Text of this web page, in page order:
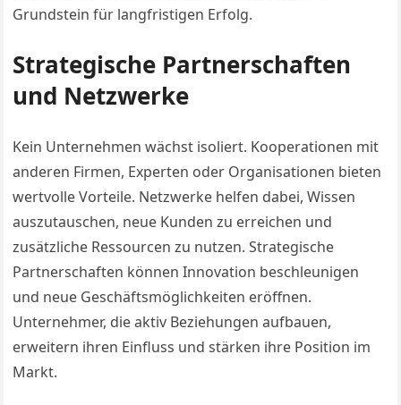
Grundstein für langfristigen Erfolg.
Strategische Partnerschaften
und Netzwerke
Kein Unternehmen wächst isoliert. Kooperationen mit
anderen Firmen, Experten oder Organisationen bieten
wertvolle Vorteile. Netzwerke helfen dabei, Wissen
auszutauschen, neue Kunden zu erreichen und
zusätzliche Ressourcen zu nutzen. Strategische
Partnerschaften können Innovation beschleunigen
und neue Geschäftsmöglichkeiten eröffnen.
Unternehmer, die aktiv Beziehungen aufbauen,
erweitern ihren Einfluss und stärken ihre Position im
Markt.